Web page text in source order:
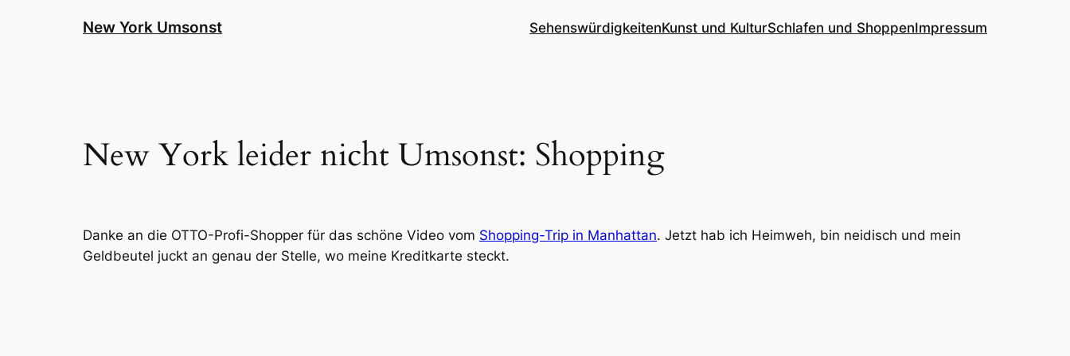
New York Umsonst SehenswürdigkeitenKunst und KulturSchlafen und ShoppenImpressum
New York leider nicht Umsonst: Shopping
Danke an die OTTO-Profi-Shopper für das schöne Video vom Shopping-Trip in Manhattan. Jetzt hab ich Heimweh, bin neidisch und mein
Geldbeutel juckt an genau der Stelle, wo meine Kreditkarte steckt.